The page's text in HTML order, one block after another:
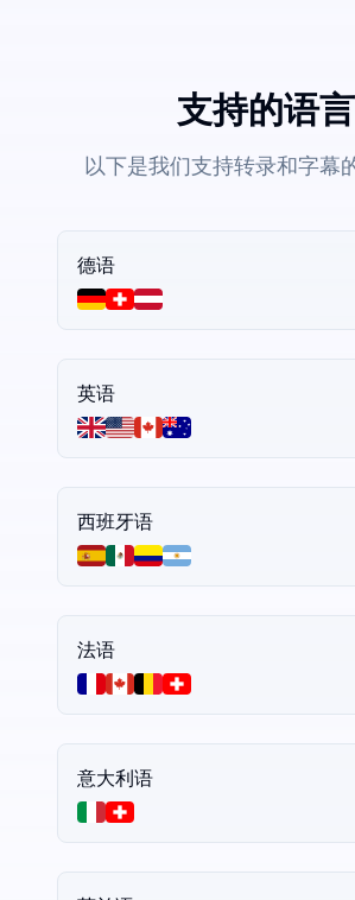
支持的语言
以下是我们支持转录和字幕
德语
英语
西班牙语
法语
意大利语